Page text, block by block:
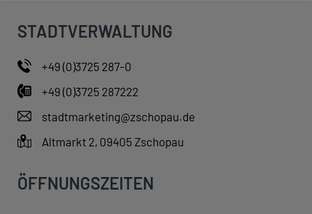
STADTVERWALTUNG
+49 (0)3725 287-0
+49 (0)3725 287222
stadtmarketing@zschopau.de
Altmarkt 2, 09405 Zschopau
ÖFFNUNGSZEITEN